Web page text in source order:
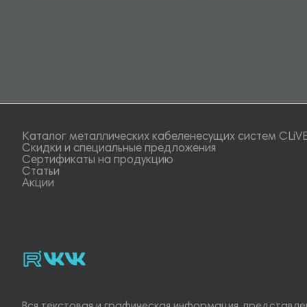
Каталог металлических кабеленесущих систем CLiVE
Скидки и специальные предложения
Сертификаты на продукцию
Статьи
Акции
rutubevk_video.
Vk.